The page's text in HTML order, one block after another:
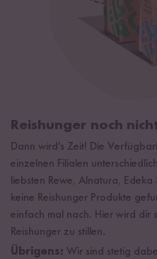
Reishunger noch
Dann wird's Zeit! Die
einzelnen Filialen unterschiedlich
liebsten Rewe, Alnatura,
keine Reishunger Produkte
einfach mal nach. Hier wird dir
Reishunger zu stillen.
Übrigens: Wir sind stetig